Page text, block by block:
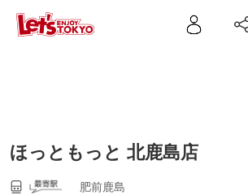
ほっともっと 北鹿島店
肥前鹿島